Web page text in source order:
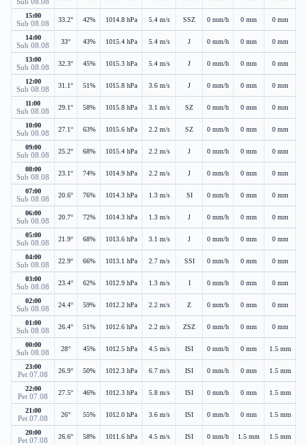
15:00
Sub 08.08 33.2° 42% 1014.8 hPa 5.4 m/s SSZ 0 mm/h 0 mm 0 mm
14:00
Sub 08.08 33° 43% 1015.4 hPa 5.4 m/s J 0 mm/h 0 mm 0 mm
13:00
Sub 08.08 32.3° 45% 1015.3 hPa 5.4 m/s J 0 mm/h 0 mm 0 mm
12:00
Sub 08.08 31.1° 51% 1015.8 hPa 3.6 m/s J 0 mm/h 0 mm 0 mm
11:00
Sub 08.08 29.1° 58% 1015.8 hPa 3.1 m/s SZ 0 mm/h 0 mm 0 mm
10:00
Sub 08.08 27.1° 63% 1015.6 hPa 2.2 m/s SZ 0 mm/h 0 mm 0 mm
09:00
Sub 08.08 25.2° 68% 1015.4 hPa 2.2 m/s J 0 mm/h 0 mm 0 mm
08:00
Sub 08.08 23.1° 74% 1014.9 hPa 2.2 m/s J 0 mm/h 0 mm 0 mm
07:00
Sub 08.08 20.6° 76% 1014.3 hPa 1.3 m/s SI 0 mm/h 0 mm 0 mm
06:00
Sub 08.08 20.7° 72% 1014.3 hPa 1.3 m/s J 0 mm/h 0 mm 0 mm
05:00
Sub 08.08 21.9° 68% 1013.6 hPa 3.1 m/s J 0 mm/h 0 mm 0 mm
04:00
Sub 08.08 22.9° 66% 1013.1 hPa 2.7 m/s SSI 0 mm/h 0 mm 0 mm
03:00
Sub 08.08 23.4° 62% 1012.9 hPa 1.3 m/s I 0 mm/h 0 mm 0 mm
02:00
Sub 08.08 24.4° 59% 1012.2 hPa 2.2 m/s Z 0 mm/h 0 mm 0 mm
01:00
Sub 08.08 26.4° 51% 1012.6 hPa 2.2 m/s ZSZ 0 mm/h 0 mm 0 mm
00:00
Sub 08.08 28° 45% 1012.5 hPa 4.5 m/s ISI 0 mm/h 0 mm 1.5 mm
23:00
Pet 07.08 26.9° 50% 1012.3 hPa 6.7 m/s ISI 0 mm/h 0 mm 1.5 mm
22:00
Pet 07.08 27.5° 46% 1012.3 hPa 5.8 m/s ISI 0 mm/h 0 mm 1.5 mm
21:00
Pet 07.08 26° 55% 1012.0 hPa 3.6 m/s ISI 0 mm/h 0 mm 1.5 mm
20:00
Pet 07.08 26.6° 58% 1011.6 hPa 4.5 m/s ISI 0 mm/h 1.5 mm 1.5 mm